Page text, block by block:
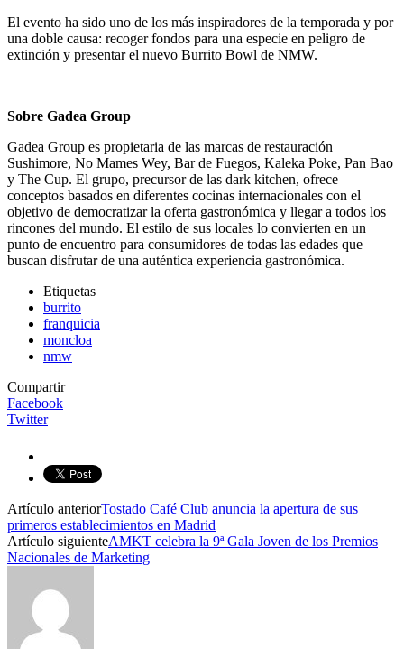
El evento ha sido uno de los más inspiradores de la temporada y por
una doble causa: recoger fondos para una especie en peligro de
extinción y presentar el nuevo Burrito Bowl de NMW.
Sobre Gadea Group
Gadea Group es propietaria de las marcas de restauración
Sushimore, No Mames Wey, Bar de Fuegos, Kaleka Poke, Pan Bao
y The Cup. El grupo, precursor de las dark kitchen, ofrece
conceptos basados en diferentes cocinas internacionales con el
objetivo de democratizar la oferta gastronómica y llegar a todos los
rincones del mundo. El estilo de sus locales lo convierten en un
punto de encuentro para consumidores de todas las edades que
buscan disfrutar de una auténtica experiencia gastronómica.
Etiquetas
burrito
franquicia
moncloa
nmw
Compartir
Facebook
Twitter
Artículo anteriorTostado Café Club anuncia la apertura de sus
primeros establecimientos en Madrid
Artículo siguienteAMKT celebra la 9ª Gala Joven de los Premios
Nacionales de Marketing